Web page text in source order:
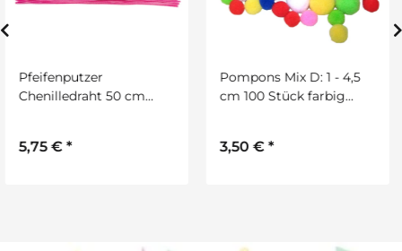
Pompons Mix D: 1 - 4,5
cm 100 Stück farbig
3,50 €